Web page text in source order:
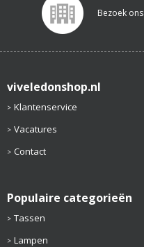
Bezoek ons
viveledonshop.nl
Klantenservice
Vacatures
Contact
Populaire categorieën
Tassen
Lampen